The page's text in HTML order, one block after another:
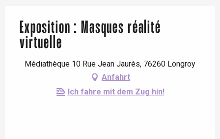
Exposition : Masques réalité
virtuelle
Médiathèque 10 Rue Jean Jaurès, 76260 Longroy
Anfahrt
Ich fahre mit dem Zug hin!